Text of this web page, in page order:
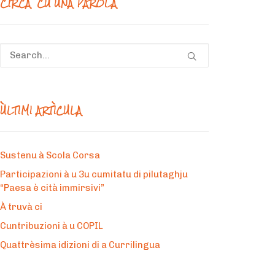
ÙLTIMI ARTÌCULA
Sustenu à Scola Corsa
Participazioni à u 3u cumitatu di pilutaghju
“Paesa è cità immirsivi”
À truvà ci
Cuntribuzioni à u COPIL
Quattrèsima idizioni di a Currilingua